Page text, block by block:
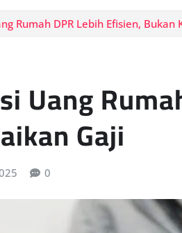
Rumah DPR Lebih Efisien, Bukan
Uang
Gaji
0